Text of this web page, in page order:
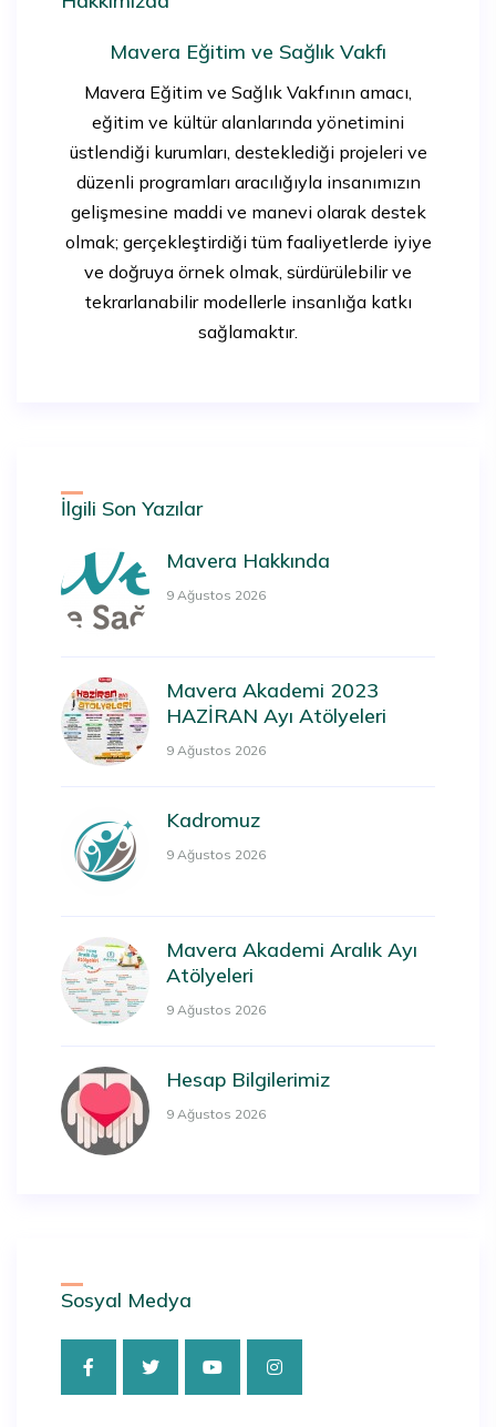
Mavera Eğitim ve Sağlık Vakfı
Mavera Eğitim ve Sağlık Vakfının amacı,
eğitim ve kültür alanlarında yönetimini
üstlendiği kurumları, desteklediği projeleri ve
düzenli programları aracılığıyla insanımızın
gelişmesine maddi ve manevi olarak destek
olmak; gerçekleştirdiği tüm faaliyetlerde iyiye
ve doğruya örnek olmak, sürdürülebilir ve
tekrarlanabilir modellerle insanlığa katkı
sağlamaktır.
İlgili Son Yazılar
Mavera Hakkında
9 Ağustos 2026
Mavera Akademi 2023
HAZİRAN Ayı Atölyeleri
9 Ağustos 2026
Kadromuz
9 Ağustos 2026
Mavera Akademi Aralık Ayı
Atölyeleri
9 Ağustos 2026
Hesap Bilgilerimiz
9 Ağustos 2026
Sosyal Medya